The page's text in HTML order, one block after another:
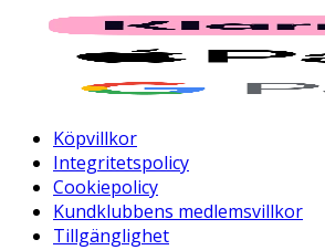
Köpvillkor
Integritetspolicy
Cookiepolicy
Kundklubbens medlemsvillkor
Tillgänglighet